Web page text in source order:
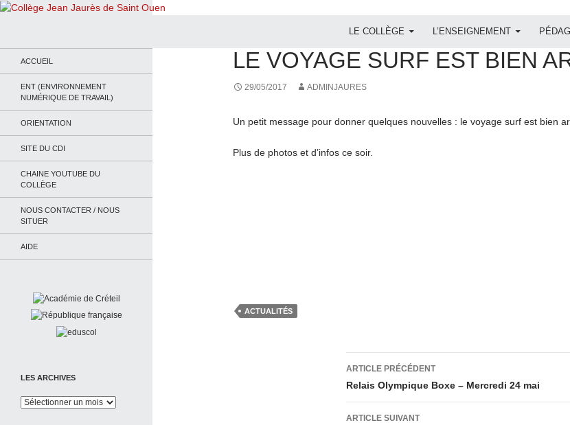
LE COLLÈGE L’ENSEIGNEMENT
LE VOYAGE SURF EST BIEN
29/05/2017 ADMINJAURES
Un petit message pour donner quelques nouvelles : le voyage surf est bien
Plus de photos et d’infos ce soir.
ACTUALITÉS
Navigation
des
articles
ARTICLE PRÉCÉDENT
Relais Olympique Boxe – Mercredi 24 mai
ARTICLE SUIVANT
ACCUEIL
ENT (ENVIRONNEMENT
NUMÉRIQUE DE TRAVAIL)
ORIENTATION
SITE DU CDI
CHAINE YOUTUBE DU
COLLÈGE
NOUS CONTACTER / NOUS
SITUER
AIDE
LES ARCHIVES
Les